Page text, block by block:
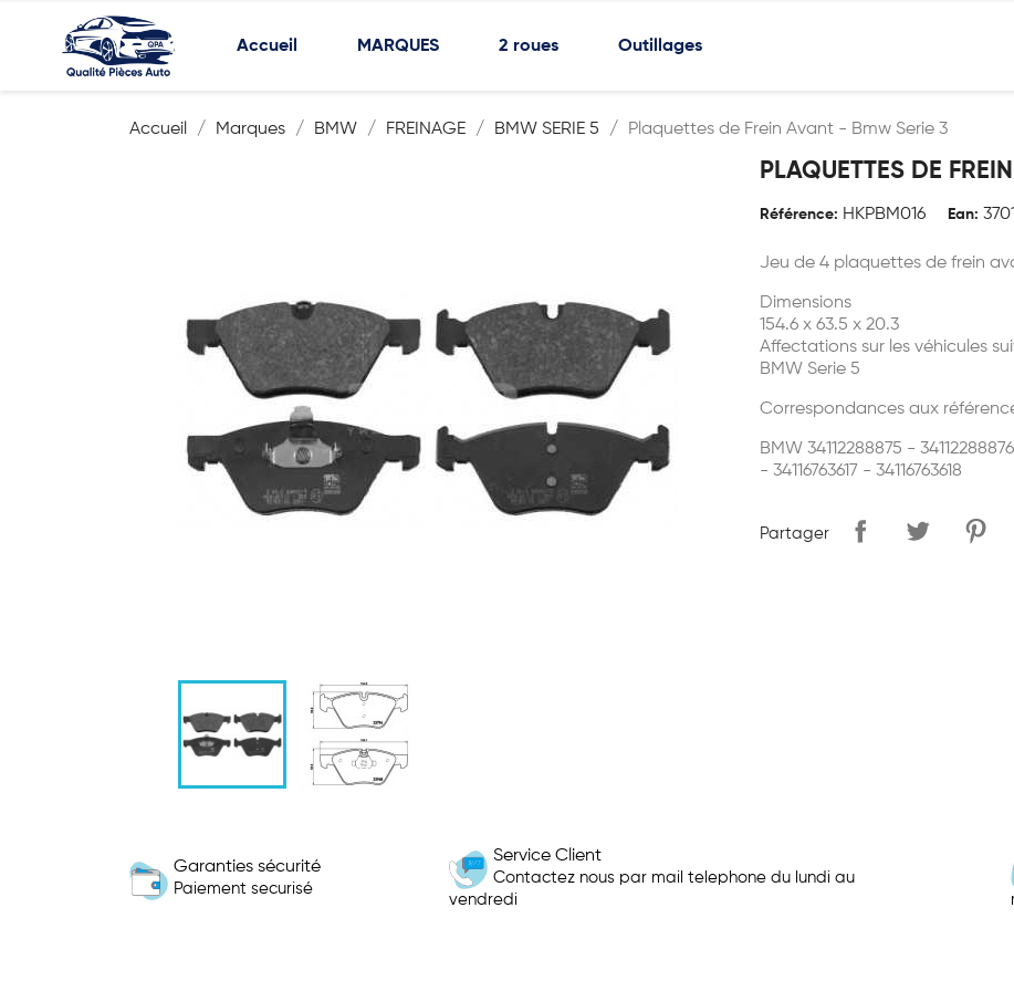
Accueil MARQUES 2 roues Outillages
Accueil Marques BMW FREINAGE BMW SERIE 5 Plaquettes de Frein Avant - Bmw Serie 3
PLAQUETTES DE
Référence: HKPBM016 Ean:
Jeu de 4 plaquettes de frein
Dimensions
154.6 x 63.5 x 20.3
Affectations sur les véhicules
BMW Serie 5
Correspondances aux
BMW 34112288875 -
- 34116763617 - 34116763618
Partager
Garanties sécurité
Paiement securisé
Service Client
Contactez nous par mail telephone du lundi au
vendredi